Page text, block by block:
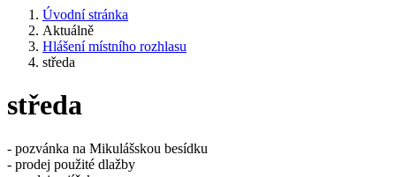
Úvodní stránka
Aktuálně
Hlášení místního rozhlasu
středa
středa
- pozvánka na Mikulášskou besídku
- prodej použité dlažby